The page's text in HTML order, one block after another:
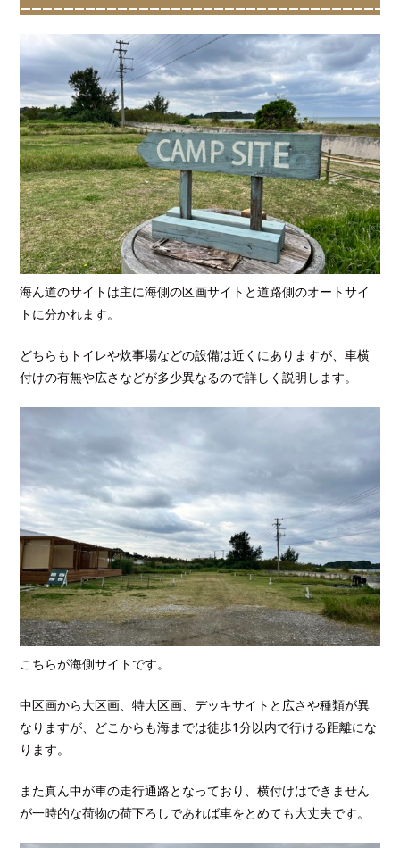
海ん道のサイトは主に海側の区画サイトと道路側のオートサイ
トに分かれます。
どちらもトイレや炊事場などの設備は近くにありますが、車横
付けの有無や広さなどが多少異なるので詳しく説明します。
こちらが海側サイトです。
中区画から大区画、特大区画、デッキサイトと広さや種類が異
なりますが、どこからも海までは徒歩1分以内で行ける距離にな
ります。
また真ん中が車の走行通路となっており、横付けはできません
が一時的な荷物の荷下ろしであれば車をとめても大丈夫です。